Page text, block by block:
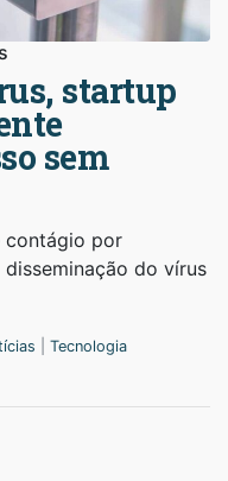
startup
sem
contágio por
do vírus
Tecnologia